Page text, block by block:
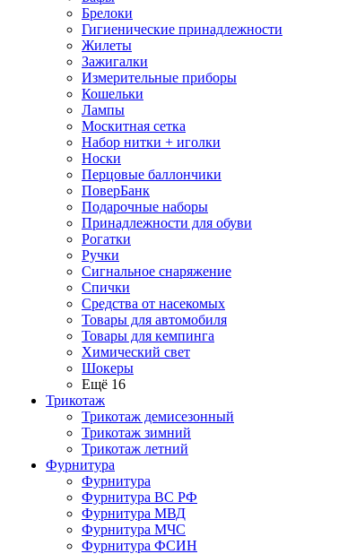
Брелоки
Гигиенические принадлежности
Жилеты
Зажигалки
Измерительные приборы
Кошельки
Лампы
Москитная сетка
Набор нитки + иголки
Носки
Перцовые баллончики
ПоверБанк
Подарочные наборы
Принадлежности для обуви
Рогатки
Ручки
Сигнальное снаряжение
Спички
Средства от насекомых
Товары для автомобиля
Товары для кемпинга
Химический свет
Шокеры
Ещё 16
Трикотаж
Трикотаж демисезонный
Трикотаж зимний
Трикотаж летний
Фурнитура
Фурнитура
Фурнитура ВС РФ
Фурнитура МВД
Фурнитура МЧС
Фурнитура ФСИН